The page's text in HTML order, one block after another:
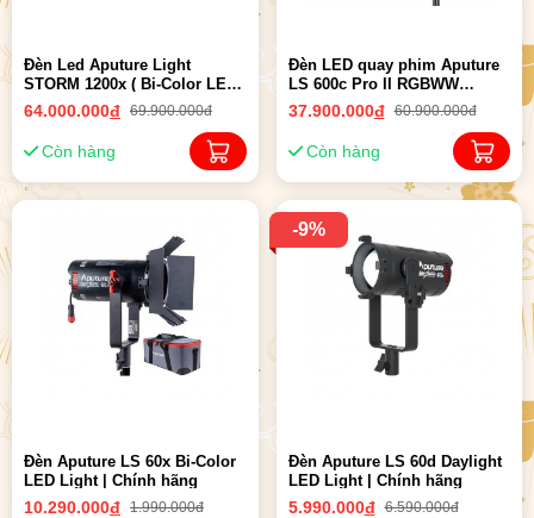
Đèn Led Aputure Light
STORM 1200x ( Bi-Color LED
Monolight ) - Chính hãng,
New 9-2024
64.000.000đ 69.900.000đ
Còn hàng
Đèn LED quay phim Aputure
LS 600c Pro II RGBWW
(V/Gold-Mount) | Chính Hãng
37.900.000đ 60.900.000đ
Còn hàng
Đèn Aputure LS 60x Bi-Color
LED Light | Chính hãng
10.290.000đ 1.990.000đ
-9%
Đèn Aputure LS 60d Daylight
LED Light | Chính hãng
5.990.000đ 6.590.000đ